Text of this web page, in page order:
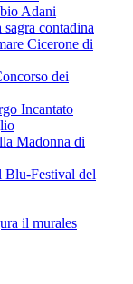
Adani
contadina
Cicerone di
dei
Incantato
Madonna di
Festival del
il murales